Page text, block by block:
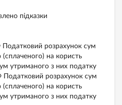
підказки
розрахунок сум
на користь
утриманого з них податку
розрахунок сум
на користь
утриманого з них податку